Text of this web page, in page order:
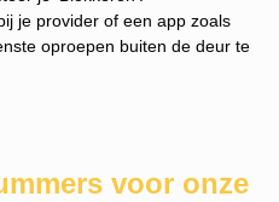
je provider of een app zoals
oproepen buiten de deur te
voor onze